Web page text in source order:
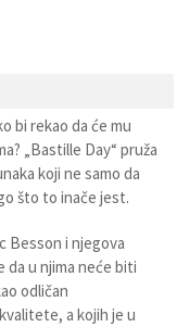
bi rekao da će mu
„Bastille Day“ pruža
koji ne samo da
što to inače jest.
Besson i njegova
da u njima neće biti
odličan
a kojih je u